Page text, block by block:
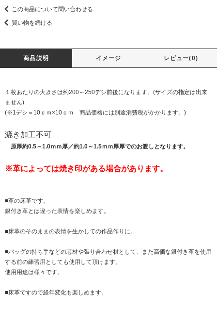
この商品について問い合わせる
買い物を続ける
商品説明 イメージ レビュー(0)
１枚あたりの大きさは約200～250デシ前後になります。(サイズの指定は出来
ません)
(※1デシ＝10ｃｍ×10ｃｍ 商品価格には別途消費税がかかります。)
漉き加工不可
原厚約0.5～1.0ｍｍ厚／約1.0～1.5ｍｍ厚厚でのお渡しとなります。
※革によっては焼き印がある場合があります。
■革の床革です。
銀付き革とは違った表情を楽しめます。
■床革のそのままの表情を生かしての作品作りに。
■バッグの持ち手などの芯材や張り合わせ材として、また高価な銀付き革を使用
する前の練習用としても使用して頂けます。
使用用途は様々です。
■床革ですので経年変化も楽しめます。